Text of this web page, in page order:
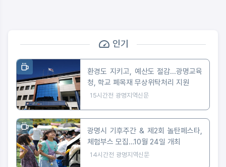
인기
환경도 지키고, 예산도 절감...광명교육
청, 학교 폐목재 무상위탁처리 지원
15시간전 광명지역신문
광명시 기후주간 & 제2회 놀탄페스타,
체험부스 모집…10월 24일 개최
14시간전 광명지역신문